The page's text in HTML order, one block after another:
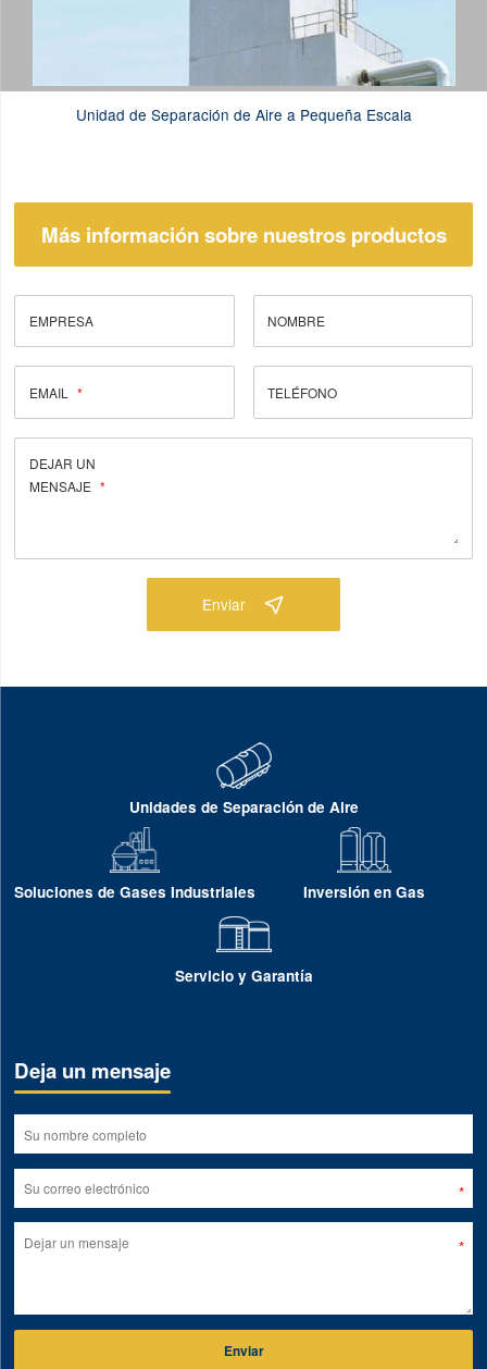
Unidad de Separación de Aire a Pequeña Escala
Más información sobre nuestros productos
EMPRESA NOMBRE
EMAIL TELÉFONO
DEJAR UN
MENSAJE
Enviar
Unidades de Separación de Aire
Soluciones de Gases Industriales Inversión en Gas
Servicio y Garantía
Deja un mensaje
Enviar